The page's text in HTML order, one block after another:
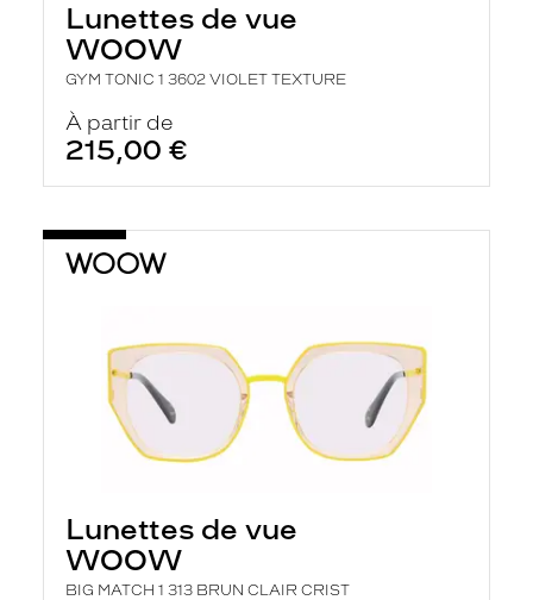
Lunettes de vue
WOOW
GYM TONIC 1 3602 VIOLET TEXTURE
À partir de
215,00 €
Lunettes de vue
WOOW
BIG MATCH 1 313 BRUN CLAIR CRIST